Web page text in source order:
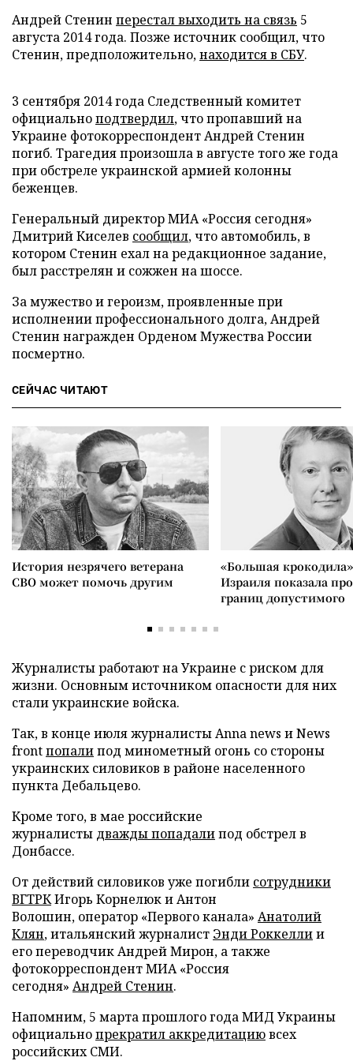
Андрей Стенин перестал выходить на связь 5
августа 2014 года. Позже источник сообщил, что
Стенин, предположительно,находится в СБУ.
3 сентября 2014 года Следственный комитет
официальноподтвердил, что пропавший на
Украине фотокорреспондент Андрей Стенин
погиб. Трагедия произошла в августе того же года
при обстреле украинской армией колонны
беженцев.
Генеральный директор МИА «Россия сегодня»
Дмитрий Киселев сообщил, что автомобиль, в
котором Стенин ехал на редакционное задание,
был расстрелян и сожжен на шоссе.
За мужество и героизм, проявленные при
исполнении профессионального долга, Андрей
Стенин награжден Орденом Мужества России
посмертно.
СЕЙЧАС ЧИТАЮТ
История незрячего ветерана
СВО может помочь другим
«Большая
Израиля показала
границ допустимого
Журналисты работают на Украине с риском для
жизни. Основным источником опасности для них
стали украинские войска.
Так, в конце июля журналисты Аnna news и News
frontпопалипод минометный огонь со стороны
украинских силовиков в районе населенного
пункта Дебальцево.
Кроме того, в мае российские
журналисты дважды попадалипод обстрел в
Донбассе.
От действий силовиков уже погибли сотрудники
ВГТРКИгорь Корнелюк и Антон
Волошин, оператор «Первого канала» Анатолий
Клян, итальянский журналист Энди Роккеллии
его переводчик Андрей Мирон, а также
фотокорреспондент МИА «Россия
сегодня» Андрей Стенин.
Напомним, 5 марта прошлого года МИД Украины
официальнопрекратил аккредитациювсех
российских СМИ.